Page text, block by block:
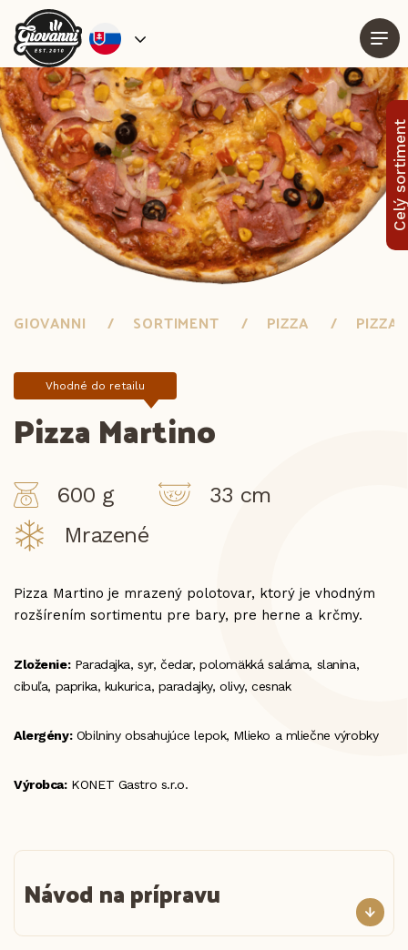
Celý sortiment
GIOVANNI SORTIMENT PIZZA PIZZA
Vhodné do retailu
Pizza Martino
600 g
33 cm
Mrazené
Pizza Martino je mrazený polotovar, ktorý je vhodným
rozšírením sortimentu pre bary, pre herne a krčmy.
Zloženie:Paradajka, syr, čedar, polomäkká saláma, slanina,
cibuľa, paprika, kukurica, paradajky, olivy, cesnak
Alergény:Obilniny obsahujúce lepok, Mlieko a mliečne výrobky
Výrobca:KONET Gastro s.r.o.
Návod na prípravu